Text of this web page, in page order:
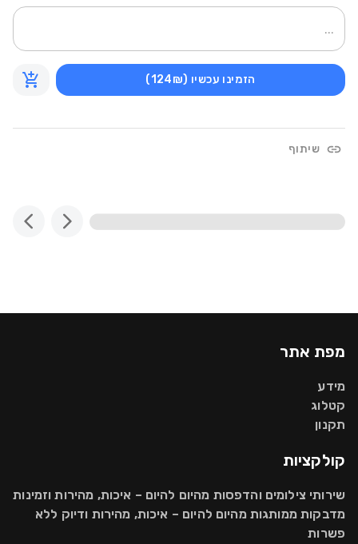
הזמינו עכשיו (124₪)
שיתוף
מפת אתר
מידע
קטלוג
תקנון
קולקציות
שירותי צילומים והדפסות מהיום להיום – איכות, מהירות וזמינות
מדבקות ממותגות מהיום להיום – איכות, מהירות ודיוק ללא
פשרות